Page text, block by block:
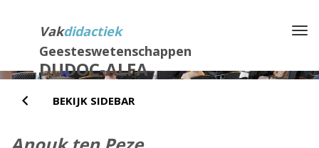
Vakdidactiek
Geesteswetenschappen
DUDOC-ALFA
inhoud
BEKIJK SIDEBAR